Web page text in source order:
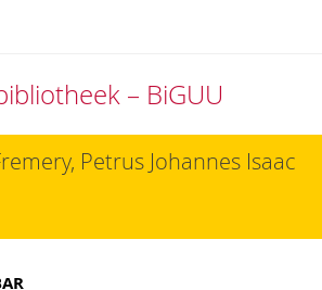
– BiGUU
Petrus Johannes Isaac